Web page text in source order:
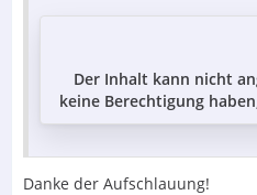
Der Inhalt kann nicht
keine Berechtigung
Danke der Aufschlauung!